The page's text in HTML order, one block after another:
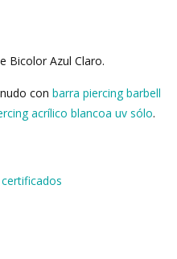
Bicolor Azul Claro.
con barra piercing barbell
acrílico blancoa uv sólo.